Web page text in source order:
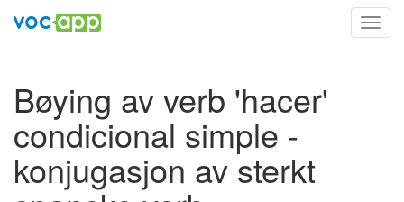
Bøying av verb 'hacer'
condicional simple -
konjugasjon av sterkt